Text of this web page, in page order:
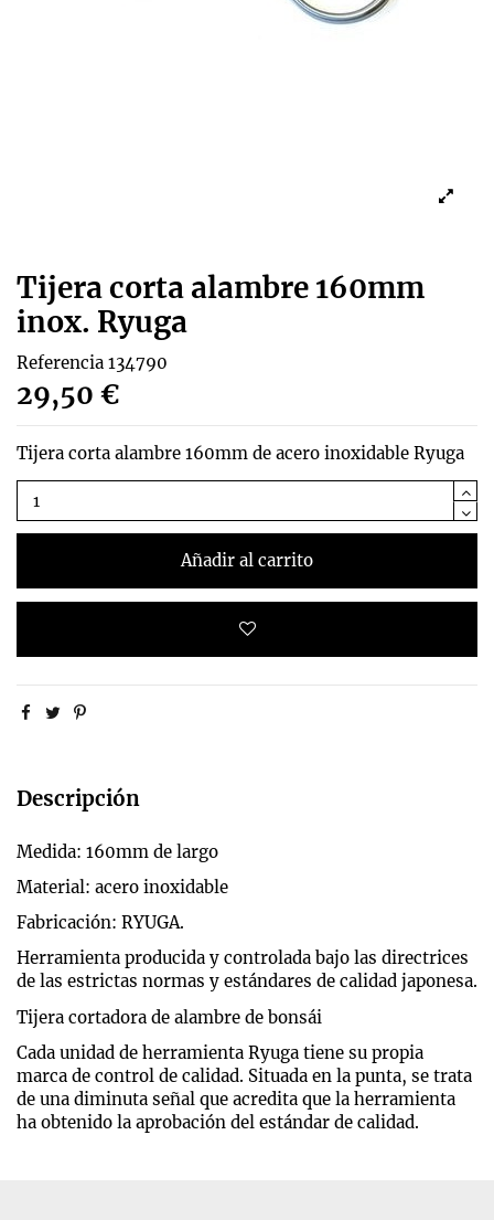
Tijera corta alambre 160mm
inox. Ryuga
Referencia 134790
29,50 €
Tijera corta alambre 160mm de acero inoxidable Ryuga
Añadir al carrito
Descripción
Medida: 160mm de largo
Material: acero inoxidable
Fabricación: RYUGA.
Herramienta producida y controlada bajo las directrices
de las estrictas normas y estándares de calidad japonesa.
Tijera cortadora de alambre de bonsái
Cada unidad de herramienta Ryuga tiene su propia
marca de control de calidad. Situada en la punta, se trata
de una diminuta señal que acredita que la herramienta
ha obtenido la aprobación del estándar de calidad.